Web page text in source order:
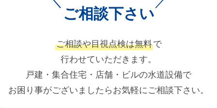
ご相談下さい
ご相談や目視点検は無料で
行わせていただきます。
戸建・集合住宅・店舗・ビルの水道設備で
お困り事がございましたらお気軽にご相談下さい。